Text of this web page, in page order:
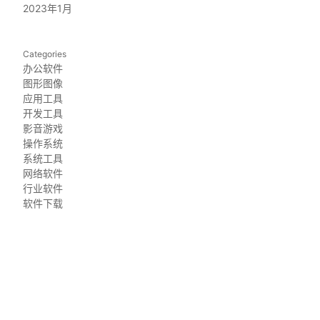
2023年1月
Categories
办公软件
图形图像
应用工具
开发工具
影音游戏
操作系统
系统工具
网络软件
行业软件
软件下载